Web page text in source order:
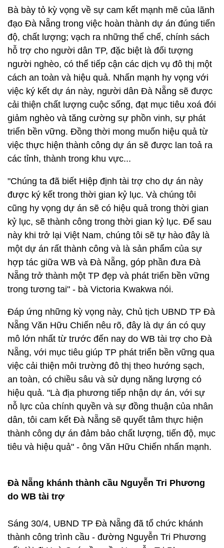
Bà bày tỏ kỳ vọng về sự cam kết mạnh mẽ của lãnh
đạo Đà Nẵng trong việc hoàn thành dự án đúng tiến
độ, chất lượng; vạch ra những thể chế, chính sách
hỗ trợ cho người dân TP, đặc biệt là đối tượng
người nghèo, có thể tiếp cận các dịch vụ đô thị một
cách an toàn và hiệu quả. Nhấn mạnh hy vọng với
việc ký kết dự án này, người dân Đà Nẵng sẽ được
cải thiện chất lượng cuộc sống, đạt mục tiêu xoá đói
giảm nghèo và tăng cường sự phồn vinh, sự phát
triển bền vững. Đồng thời mong muốn hiệu quả từ
việc thực hiện thành công dự án sẽ được lan toả ra
các tỉnh, thành trong khu vực...
"Chúng ta đã biết Hiệp định tài trợ cho dự án này
được ký kết trong thời gian kỷ lục. Và chúng tôi
cũng hy vọng dự án sẽ có hiệu quả trong thời gian
kỷ lục, sẽ thành công trong thời gian kỷ lục. Để sau
này khi trở lại Việt Nam, chúng tôi sẽ tự hào đây là
một dự án rất thành công và là sản phẩm của sự
hợp tác giữa WB và Đà Nẵng, góp phần đưa Đà
Nẵng trở thành một TP đẹp và phát triển bền vững
trong tương tai" - bà Victoria Kwakwa nói.
Đáp ứng những kỳ vọng này, Chủ tịch UBND TP Đà
Nẵng Văn Hữu Chiến nêu rõ, đây là dự án có quy
mô lớn nhất từ trước đến nay do WB tài trợ cho Đà
Nẵng, với mục tiêu giúp TP phát triển bền vững qua
việc cải thiện môi trường đô thị theo hướng sạch,
an toàn, có chiều sâu và sử dụng năng lượng có
hiệu quả. "Là địa phương tiếp nhận dự án, với sự
nỗ lực của chính quyền và sự đồng thuận của nhân
dân, tôi cam kết Đà Nẵng sẽ quyết tâm thực hiện
thành công dự án đảm bảo chất lượng, tiến độ, mục
tiêu và hiệu quả" - ông Văn Hữu Chiến nhấn mạnh.
Đà Nẵng khánh thành cầu Nguyễn Tri Phương
do WB tài trợ
Sáng 30/4, UBND TP Đà Nẵng đã tổ chức khánh
thành công trình cầu - đường Nguyễn Tri Phương